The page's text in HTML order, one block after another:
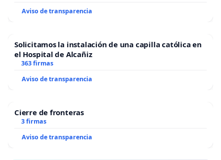
Aviso de transparencia
Solicitamos la instalación de una capilla católica en
el Hospital de Alcañiz
363 firmas
Aviso de transparencia
Cierre de fronteras
3 firmas
Aviso de transparencia